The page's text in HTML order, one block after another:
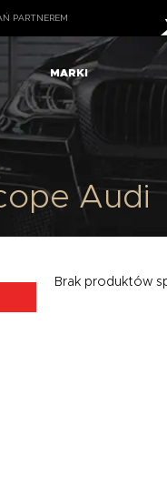
PARTNEREM
MARKI
Audi
Brak produktów